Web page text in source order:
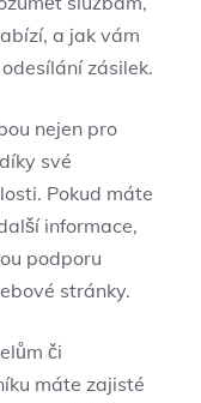
a jak vám
zásilek.⁢
nejen pro
své
Pokud ​máte
informace,
podporu
stránky.
či
máte zajisté